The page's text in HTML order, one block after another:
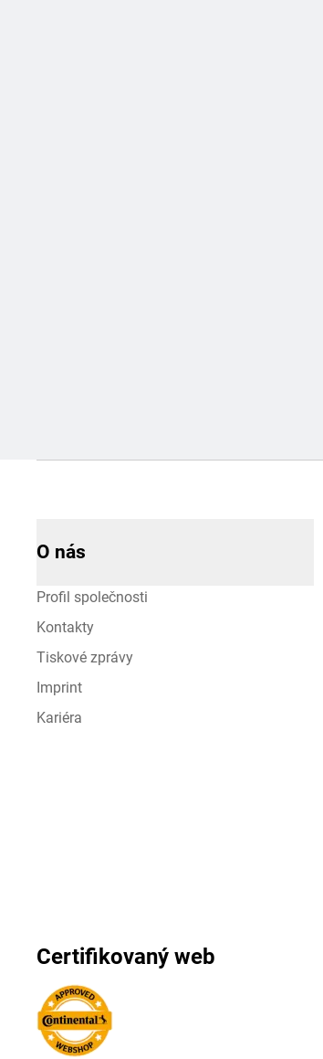
O nás
Profil společnosti
Kontakty
Tiskové zprávy
Imprint
Kariéra
Certifikovaný web